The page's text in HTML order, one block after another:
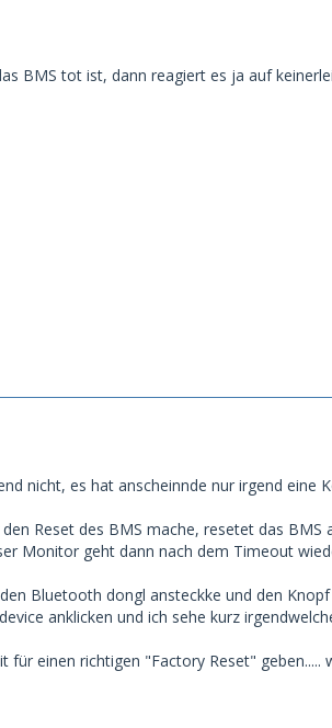
BMS tot ist, dann reagiert es ja auf
nicht, es hat anscheinnde nur irgend eine
Reset des BMS mache, resetet das
Monitor geht dann nach dem Timeout
Bluetooth dongl ansteckke und den
anklicken und ich sehe kurz
für einen richtigen "Factory Reset"